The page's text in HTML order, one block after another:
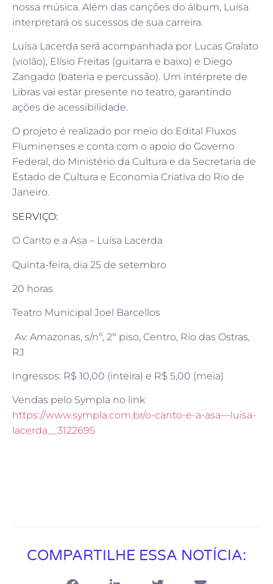
nossa música. Além das canções do álbum, Luísa
interpretará os sucessos de sua carreira.
Luísa Lacerda será acompanhada por Lucas Gralato
(violão), Elísio Freitas (guitarra e baixo) e Diego
Zangado (bateria e percussão). Um intérprete de
Libras vai estar presente no teatro, garantindo
ações de acessibilidade.
O projeto é realizado por meio do Edital Fluxos
Fluminenses e conta com o apoio do Governo
Federal, do Ministério da Cultura e da Secretaria de
Estado de Cultura e Economia Criativa do Rio de
Janeiro.
SERVIÇO:
O Canto e a Asa – Luísa Lacerda
Quinta-feira, dia 25 de setembro
20 horas
Teatro Municipal Joel Barcellos
Av. Amazonas, s/nº, 2º piso, Centro, Rio das Ostras,
RJ
Ingressos: R$ 10,00 (inteira) e R$ 5,00 (meia)
Vendas pelo Sympla no link
https://www.sympla.com.br/o-canto-e-a-asa—luisa-
lacerda__3122695
COMPARTILHE ESSA NOTÍCIA: